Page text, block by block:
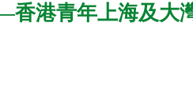
港青年上海及大